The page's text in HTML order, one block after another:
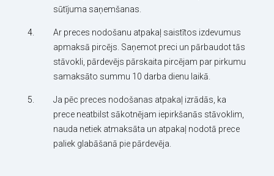
sūtījuma saņemšanas.
Ar preces nodošanu atpakaļ saistītos izdevumus
apmaksā pircējs. Saņemot preci un pārbaudot tās
stāvokli, pārdevējs pārskaita pircējam par pirkumu
samaksāto summu 10 darba dienu laikā.
Ja pēc preces nodošanas atpakaļ izrādās, ka
prece neatbilst sākotnējam iepirkšanās stāvoklim,
nauda netiek atmaksāta un atpakaļ nodotā prece
paliek glabāšanā pie pārdevēja.